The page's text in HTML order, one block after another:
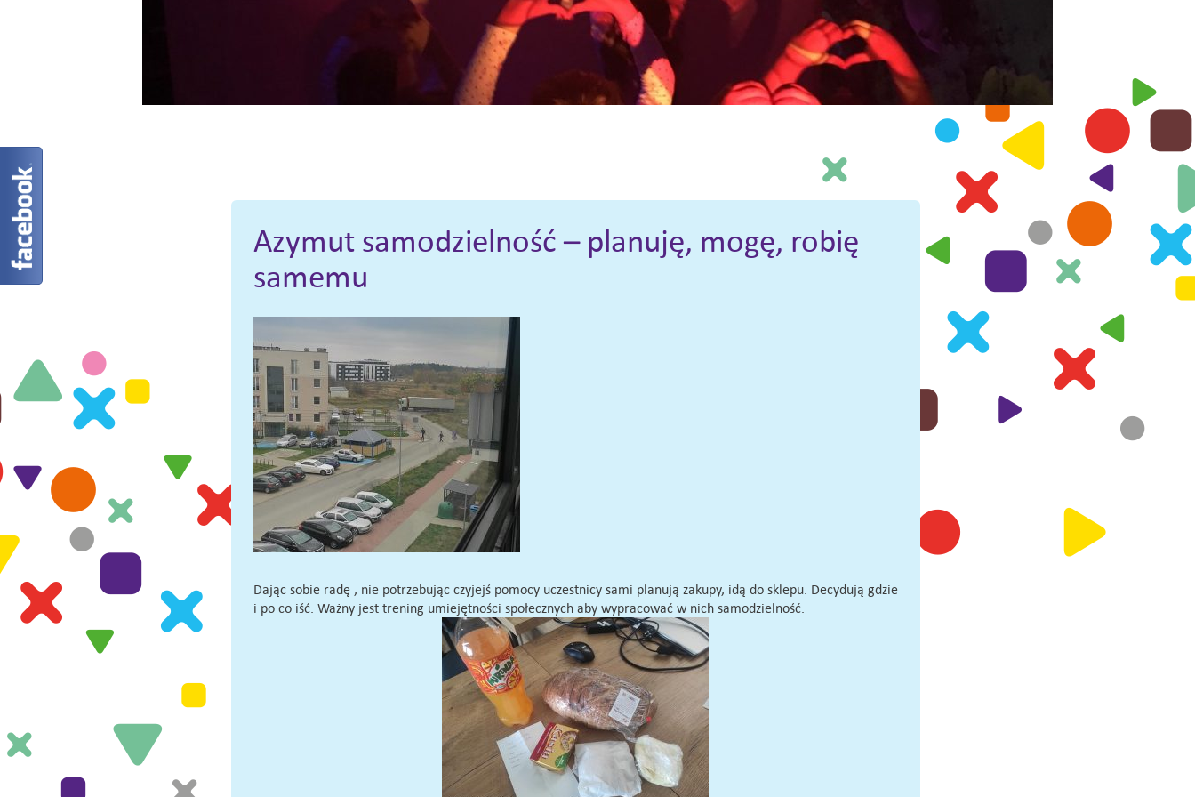
Azymut samodzielność – planuję, mogę, robię
samemu
Dając sobie radę , nie potrzebując czyjejś pomocy uczestnicy sami planują zakupy, idą do sklepu. Decydują gdzie
i po co iść. Ważny jest trening umiejętności społecznych aby wypracować w nich samodzielność.